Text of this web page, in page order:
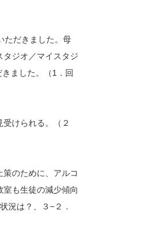
ただきました。母
ジオ／マイスタジ
ました。（1．回
けられる。（２
策のために、アルコ
も生徒の減少傾向
況は？、３−２．